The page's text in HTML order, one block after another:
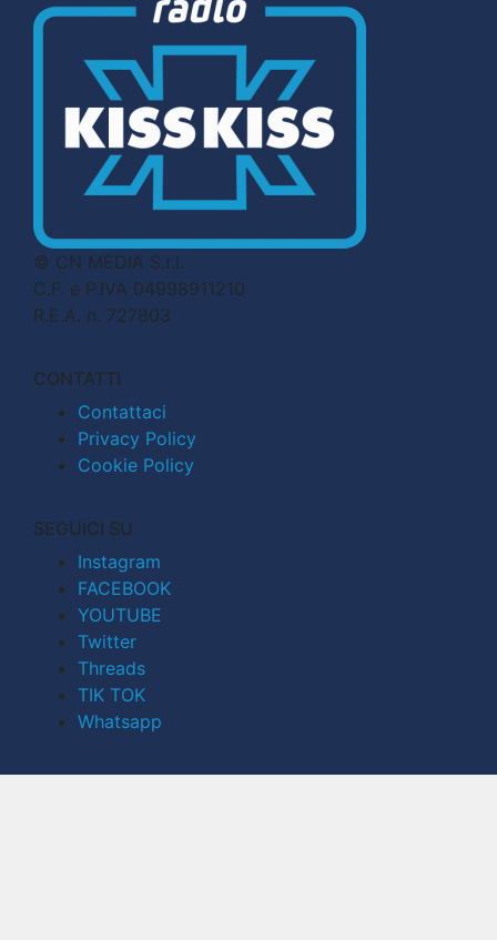
© CN MEDIA S.r.l.
C.F. e P.IVA 04998911210
R.E.A. n. 727803
CONTATTI
Contattaci
Privacy Policy
Cookie Policy
SEGUICI SU
Instagram
FACEBOOK
YOUTUBE
Twitter
Threads
TIK TOK
Whatsapp